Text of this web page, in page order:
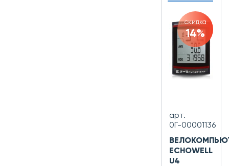
скидка
14%
арт.
0Г-00001136
ECHOWELL
U4